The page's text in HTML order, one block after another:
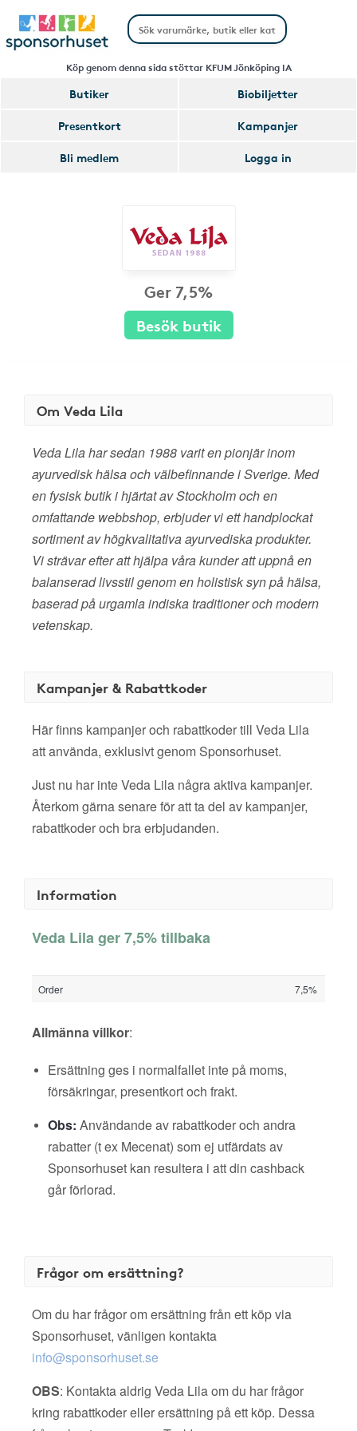
Köp genom denna sida stöttar KFUM Jönköping IA
Butiker
Biobiljetter
Presentkort
Kampanjer
Bli medlem
Logga in
Ger 7,5%
Besök butik
Om Veda Lila
Veda Lila har sedan 1988 varit en pionjär inom
ayurvedisk hälsa och välbefinnande i Sverige. Med
en fysisk butik i hjärtat av Stockholm och en
omfattande webbshop, erbjuder vi ett handplockat
sortiment av högkvalitativa ayurvediska produkter.
Vi strävar efter att hjälpa våra kunder att uppnå en
balanserad livsstil genom en holistisk syn på hälsa,
baserad på urgamla indiska traditioner och modern
vetenskap.
Kampanjer & Rabattkoder
Här finns kampanjer och rabattkoder till Veda Lila
att använda, exklusivt genom Sponsorhuset.
Just nu har inte Veda Lila några aktiva kampanjer.
Återkom gärna senare för att ta del av kampanjer,
rabattkoder och bra erbjudanden.
Information
Veda Lila ger 7,5% tillbaka
Order 7,5%
Allmänna villkor:
Ersättning ges i normalfallet inte på moms,
försäkringar, presentkort och frakt.
Obs: Användande av rabattkoder och andra
rabatter (t ex Mecenat) som ej utfärdats av
Sponsorhuset kan resultera i att din cashback
går förlorad.
Frågor om ersättning?
Om du har frågor om ersättning från ett köp via
Sponsorhuset, vänligen kontakta
info@sponsorhuset.se
OBS: Kontakta aldrig Veda Lila om du har frågor
kring rabattkoder eller ersättning på ett köp. Dessa